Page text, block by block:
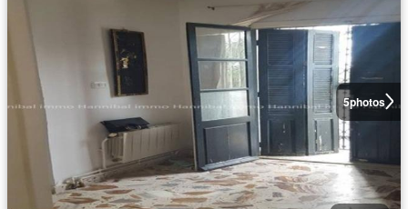
5photos